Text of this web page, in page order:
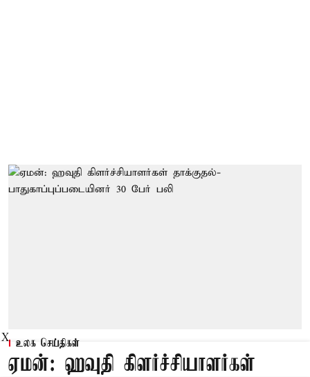
உலக செய்திகள்
ஏமன்: ஹவுதி கிளர்ச்சியாளர்கள்
X